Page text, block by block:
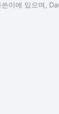
이에 있으며,